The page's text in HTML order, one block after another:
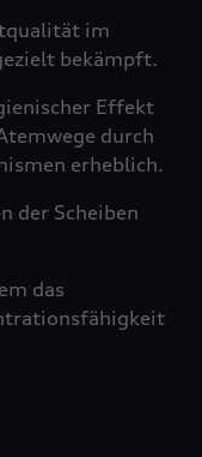
im
bekämpft.
Effekt
durch
erheblich.
der Scheiben
das